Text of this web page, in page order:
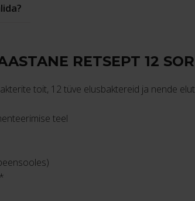
RETSEPT 12
toit, 12 tüve elusbaktereid ja nende
teel